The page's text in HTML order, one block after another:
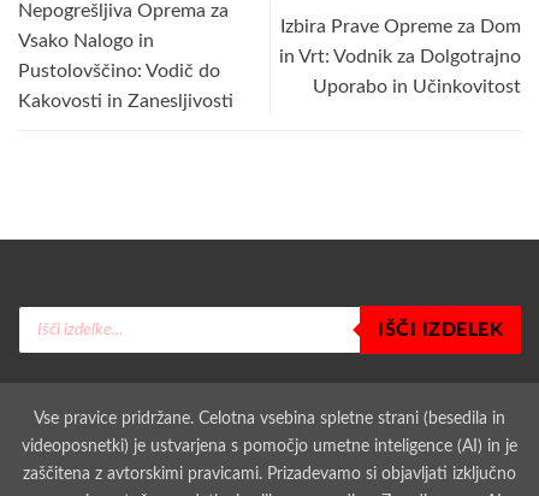
Nepogrešljiva Oprema za
Vsako Nalogo in
Pustolovščino: Vodič do
Kakovosti in Zanesljivosti
Izbira Prave Opreme za Dom
in Vrt: Vodnik za Dolgotrajno
Uporabo in Učinkovitost
Products
search
IŠČI IZDELEK
Vse pravice pridržane. Celotna vsebina spletne strani (besedila in
videoposnetki) je ustvarjena s pomočjo umetne inteligence (AI) in je
zaščitena z avtorskimi pravicami. Prizadevamo si objavljati izključno